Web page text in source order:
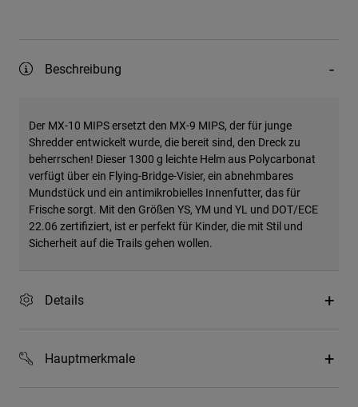
Beschreibung
Der MX-10 MIPS ersetzt den MX-9 MIPS, der für junge
Shredder entwickelt wurde, die bereit sind, den Dreck zu
beherrschen! Dieser 1300 g leichte Helm aus Polycarbonat
verfügt über ein Flying-Bridge-Visier, ein abnehmbares
Mundstück und ein antimikrobielles Innenfutter, das für
Frische sorgt. Mit den Größen YS, YM und YL und DOT/ECE
22.06 zertifiziert, ist er perfekt für Kinder, die mit Stil und
Sicherheit auf die Trails gehen wollen.
Details
Hauptmerkmale